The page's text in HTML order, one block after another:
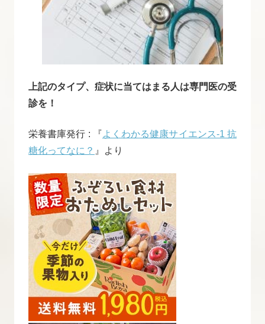
上記のタイプ、症状に当てはまる人は専門医の受
診を！
栄養書庫発行 : 『よくわかる健康サイエンス-1 抗
糖化ってなに？ 』より